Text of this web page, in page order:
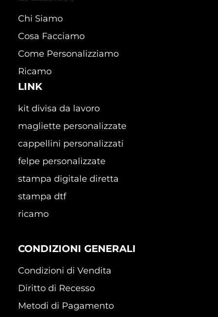
Chi Siamo
Cosa Facciamo
Come Personalizziamo
Ricamo
LINK
kit divisa da lavoro
magliette personalizzate
cappellini personalizzati
felpe personalizzate
stampa digitale diretta
stampa dtf
ricamo
CONDIZIONI GENERALI
Condizioni di Vendita
Diritto di Recesso
Metodi di Pagamento